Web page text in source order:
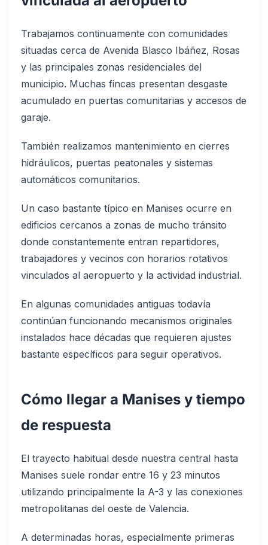
Trabajamos continuamente con comunidades
situadas cerca de Avenida Blasco Ibáñez, Rosas
y las principales zonas residenciales del
municipio. Muchas fincas presentan desgaste
acumulado en puertas comunitarias y accesos de
garaje.
También realizamos mantenimiento en cierres
hidráulicos, puertas peatonales y sistemas
automáticos comunitarios.
Un caso bastante típico en Manises ocurre en
edificios cercanos a zonas de mucho tránsito
donde constantemente entran repartidores,
trabajadores y vecinos con horarios rotativos
vinculados al aeropuerto y la actividad industrial.
En algunas comunidades antiguas todavía
continúan funcionando mecanismos originales
instalados hace décadas que requieren ajustes
bastante específicos para seguir operativos.
Cómo llegar a Manises y tiempo
de respuesta
El trayecto habitual desde nuestra central hasta
Manises suele rondar entre 16 y 23 minutos
utilizando principalmente la A-3 y las conexiones
metropolitanas del oeste de Valencia.
A determinadas horas, especialmente primeras